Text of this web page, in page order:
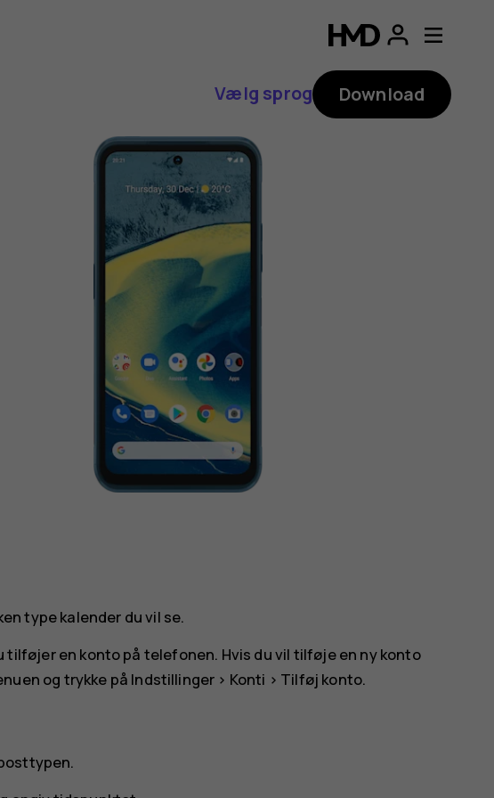
Vælg sprog Download
type kalender du vil se.
en konto på telefonen. Hvis du vil tilføje en ny konto
og trykke på Indstillinger > Konti > Tilføj konto.